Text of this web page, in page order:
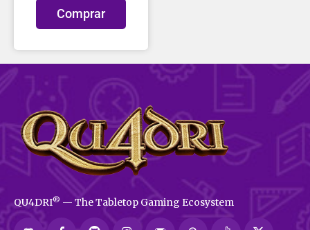
Comprar
QU4DRI® — The Tabletop Gaming Ecosystem